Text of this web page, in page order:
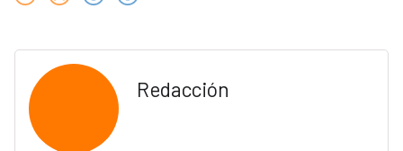
Redacción